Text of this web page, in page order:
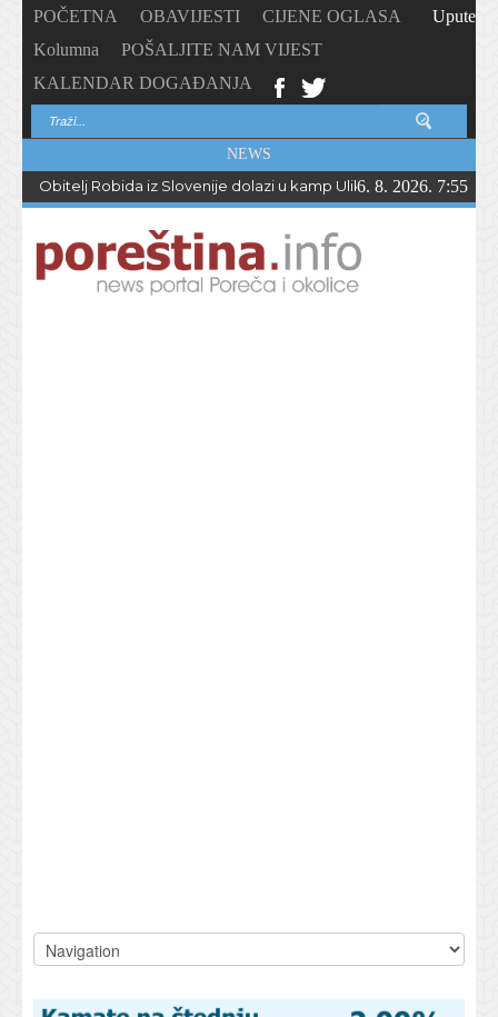
POČETNA OBAVIJESTI
CIJENE OGLASA
Kolumna
POŠALJITE NAM VIJEST
KALENDAR DOGAĐANJA
Upute
NEWS
Obitelj Robida iz Slovenije dolazi u kamp Ulika već 50 godina !
6. 8. 2026. 7:55